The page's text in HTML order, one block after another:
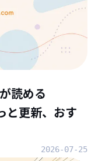
読める
と更新、おす
2026-07-25